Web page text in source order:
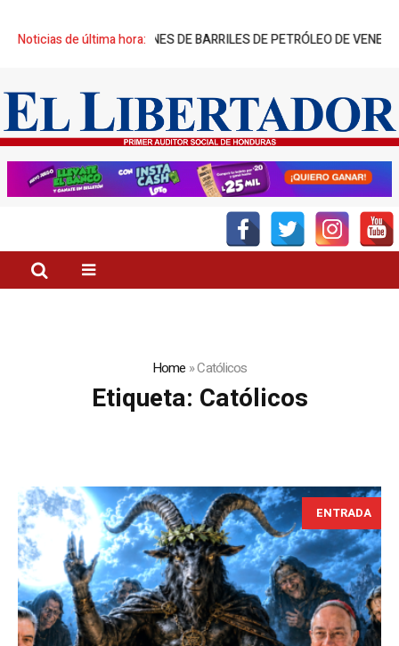
Noticias de última hora:
MILES DE MILLONES DE BARRILES DE PETRÓLEO DE VENEZUELA»
Home »Católicos
Etiqueta: Católicos
ENTRADA